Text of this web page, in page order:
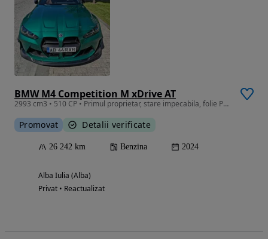
BMW M4 Competition M xDrive AT
2993 cm3 • 510 CP • Primul proprietar, stare impecabila, folie PPF premium.
Promovat Detalii verificate
26 242 km Benzina 2024
Alba Iulia (Alba)
Privat • Reactualizat